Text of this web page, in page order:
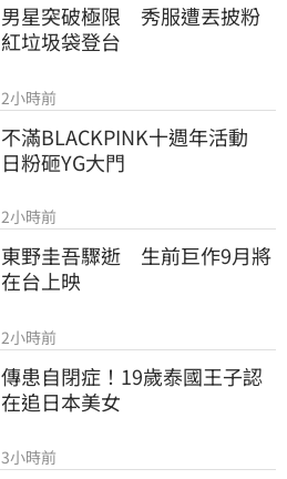
男星突破極限　秀服遭丟披粉
紅垃圾袋登台
2小時前
不滿BLACKPINK十週年活動
日粉砸YG大門
2小時前
東野圭吾驟逝　生前巨作9月將
在台上映
2小時前
傳患自閉症！19歲泰國王子認
在追日本美女
3小時前